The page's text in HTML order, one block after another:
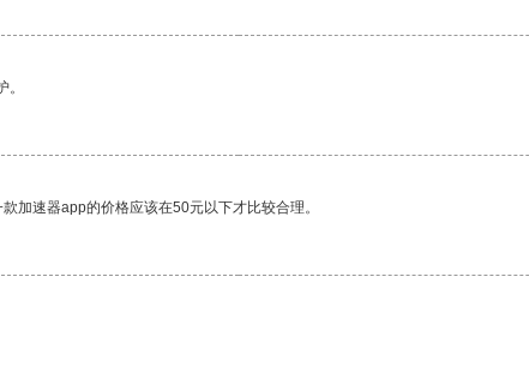
加速器app的价格应该在50元以下才比较合理。